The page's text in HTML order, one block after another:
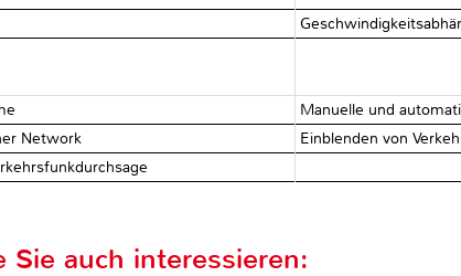
Manuelle und
Network
Einblenden von
Sie auch interessieren: